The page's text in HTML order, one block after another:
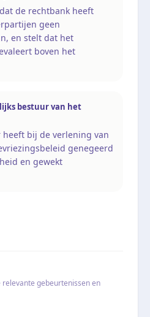
de rechtbank heeft
geen
en stelt dat het
boven het
bestuur van het
bij de verlening van
genegeerd
en gewekt
gebeurtenissen en